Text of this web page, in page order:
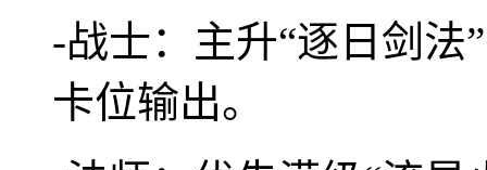
-战士：主升“逐日剑法
卡位输出。